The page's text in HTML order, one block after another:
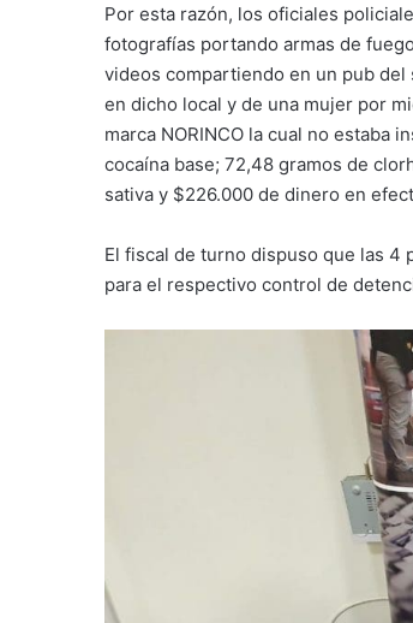
Por esta razón, los oficiales
fotografías portando armas de
videos compartiendo en un pub
en dicho local y de una mujer por
marca NORINCO la cual no estaba
cocaína base; 72,48 gramos de
sativa y $226.000 de dinero en
El fiscal de turno dispuso que las 4
para el respectivo control de